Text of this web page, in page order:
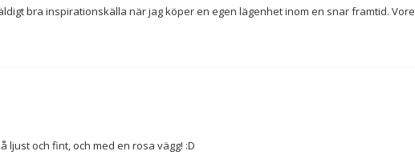
bra inspirationskälla när jag köper en egen lägenhet inom en snar framtid. Vore
ljust och fint, och med en rosa vägg! :D